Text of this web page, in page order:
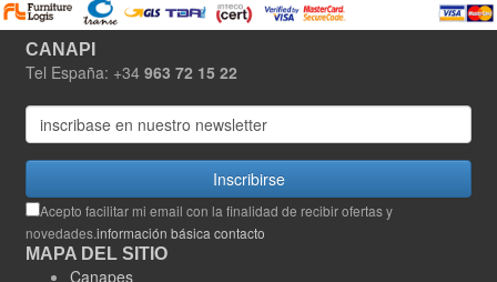
CANAPI
Tel España: +34 963 72 15 22
Inscribirse
Acepto facilitar mi email con la finalidad de recibir ofertas y
novedades.información básica contacto
MAPA DEL SITIO
Canapes